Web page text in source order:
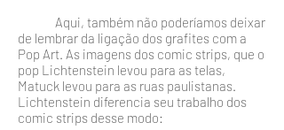
Aqui, também não poderíamos deixar
de lembrar da ligação dos grafites com a
Pop Art. As imagens dos comic strips, que o
pop Lichtenstein levou para as telas,
Matuck levou para as ruas paulistanas.
Lichtenstein diferencia seu trabalho dos
comic strips desse modo: